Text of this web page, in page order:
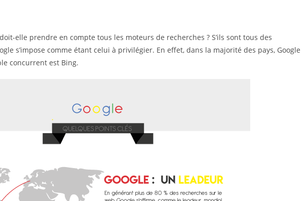
elle prendre en compte tous les moteurs de recherches ? S’ils sont tous des
s’impose comme étant celui à privilégier. En effet, dans la majorité des pays, Google
concurrent est Bing.